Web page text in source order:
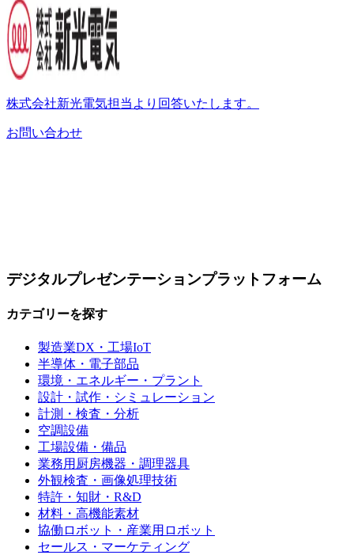
株式会社新光電気担当より回答いたします。
お問い合わせ
デジタルプレゼンテーションプラットフォーム
カテゴリーを探す
製造業DX・工場IoT
半導体・電子部品
環境・エネルギー・プラント
設計・試作・シミュレーション
計測・検査・分析
空調設備
工場設備・備品
業務用厨房機器・調理器具
外観検査・画像処理技術
特許・知財・R&D
材料・高機能素材
協働ロボット・産業用ロボット
セールス・マーケティング